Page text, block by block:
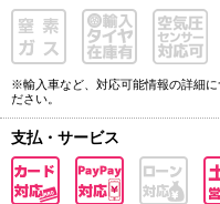
※輸入車など、対応可能情報の詳細
ださい。
支払・サービス